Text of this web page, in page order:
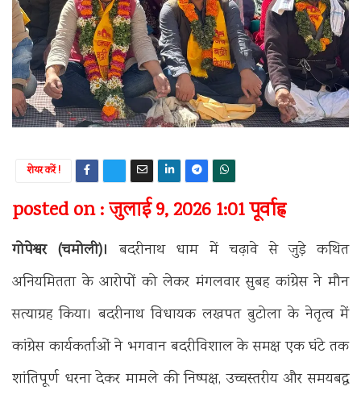
शेयर करें !
posted on : जुलाई 9, 2026 1:01 पूर्वाह्न
गोपेश्वर (चमोली)। बदरीनाथ धाम में चढ़ावे से जुड़े कथित
अनियमितता के आरोपों को लेकर मंगलवार सुबह कांग्रेस ने मौन
सत्याग्रह किया। बदरीनाथ विधायक लखपत बुटोला के नेतृत्व में
कांग्रेस कार्यकर्ताओं ने भगवान बदरीविशाल के समक्ष एक घंटे तक
शांतिपूर्ण धरना देकर मामले की निष्पक्ष, उच्चस्तरीय और समयबद्ध